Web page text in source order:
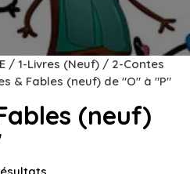
/ 1-Livres (Neuf) / 2-Contes
& Fables (neuf) de "O" à "P"
(neuf)